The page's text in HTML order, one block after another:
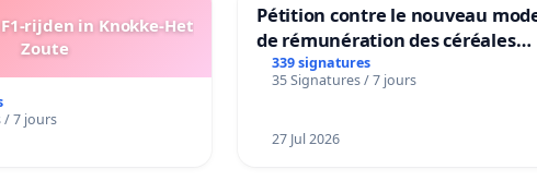
longs COVID et des complications COVID-19.
rijden in Knokke-Het
Zoute
/ 7 jours
Pétition contre le nouveau
de rémunération des céréales
panifiables de Swiss granum basé
sur la teneur en protéines
339 signatures
35 Signatures / 7 jours
27 Jul 2026